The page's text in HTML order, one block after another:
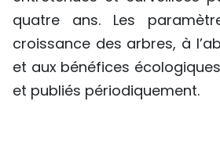
quatre ans. Les
croissance des arbres, à
et aux bénéfices
et publiés périodiquement.